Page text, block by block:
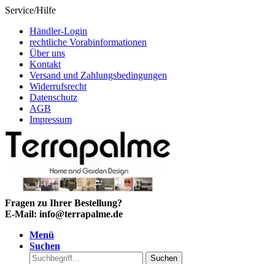
Service/Hilfe
Händler-Login
rechtliche Vorabinformationen
Über uns
Kontakt
Versand und Zahlungsbedingungen
Widerrufsrecht
Datenschutz
AGB
Impressum
Fragen zu Ihrer Bestellung?
E-Mail: info@terrapalme.de
Menü
Suchen
Suchen